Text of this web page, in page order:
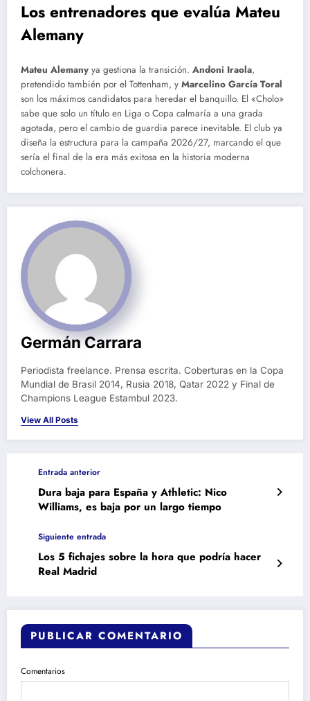
Los entrenadores que evalúa Mateu
Alemany
Mateu Alemany ya gestiona la transición. Andoni Iraola,
pretendido también por el Tottenham, y Marcelino García Toral
son los máximos candidatos para heredar el banquillo. El «Cholo»
sabe que solo un título en Liga o Copa calmaría a una grada
agotada, pero el cambio de guardia parece inevitable. El club ya
diseña la estructura para la campaña 2026/27, marcando el que
sería el final de la era más exitosa en la historia moderna
colchonera.
Germán Carrara
Periodista freelance. Prensa escrita. Coberturas en la Copa
Mundial de Brasil 2014, Rusia 2018, Qatar 2022 y Final de
Champions League Estambul 2023.
View All Posts
Entrada anterior
Dura baja para España y Athletic: Nico
Williams, es baja por un largo tiempo
Siguiente entrada
Los 5 fichajes sobre la hora que podría hacer
Real Madrid
PUBLICAR COMENTARIO
Comentarios